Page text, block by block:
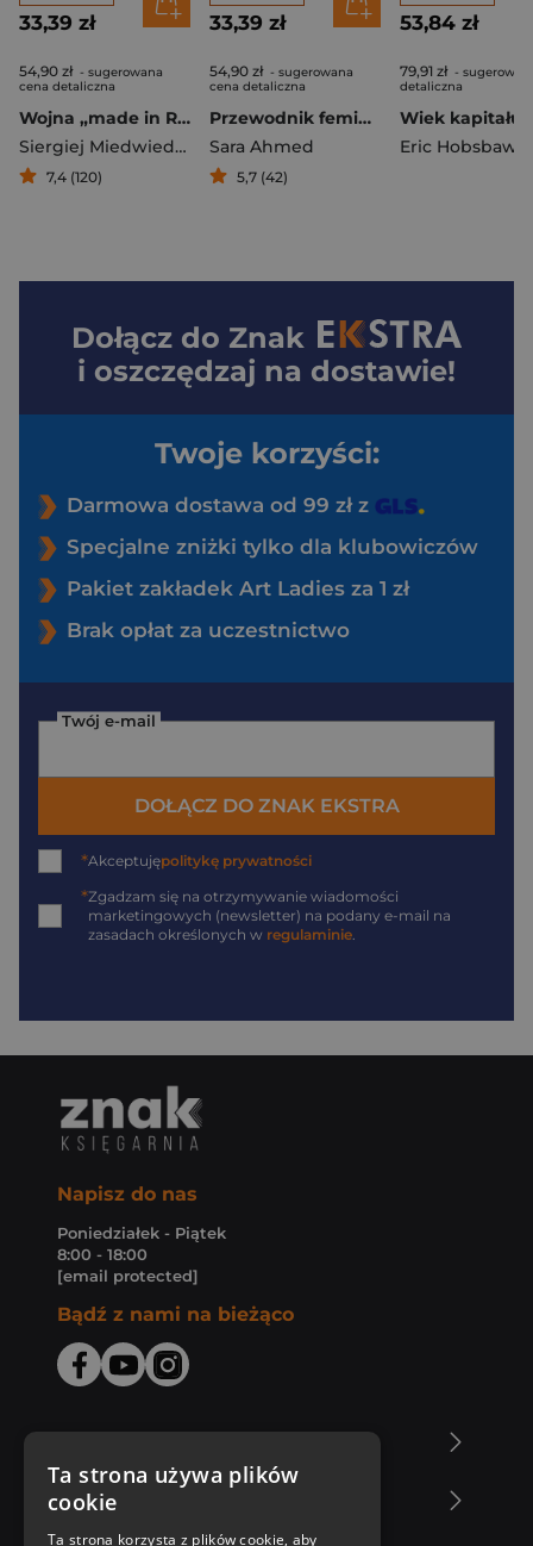
33,39 zł
54,90 zł - sugerowana
cena detaliczna
Wojna „made in Russia”
Siergiej Miedwiediew
7,4 (120)
33,39 zł
54,90 zł - sugerowana
cena detaliczna
Przewodnik feministycznej psujzabawy
Sara Ahmed
5,7 (42)
53,84 zł
79,91 zł -
detaliczna
Eric
Dołącz do Znak
i oszczędzaj na dostawie!
Twoje korzyści:
Darmowa dostawa od 99 zł z
Specjalne zniżki tylko dla klubowiczów
Pakiet zakładek Art Ladies za 1 zł
Brak opłat za uczestnictwo
Twój e-mail
DOŁĄCZ DO ZNAK EKSTRA
*Akceptujępolitykę prywatności
*Zgadzam się na otrzymywanie wiadomości
marketingowych (newsletter) na podany e-mail na
zasadach określonych w regulaminie.
Napisz do nas
Poniedziałek - Piątek
8:00 - 18:00
[email protected]
Bądź z nami na bieżąco
Zakupy u nas
Ta strona używa plików
cookie
Ta strona korzysta z plików cookie, aby